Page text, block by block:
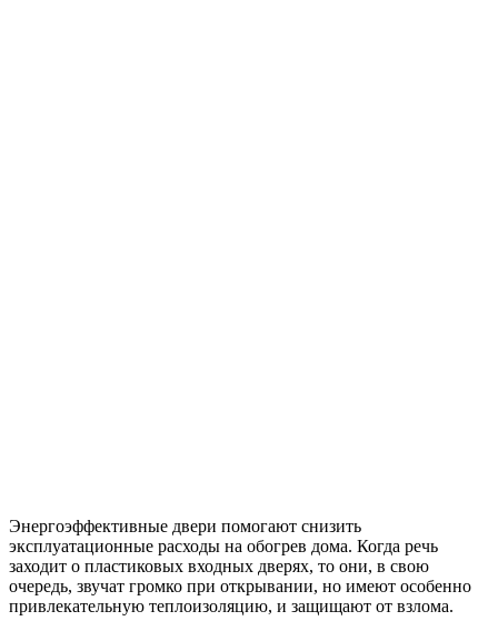
Энергоэффективные двери помогают снизить
эксплуатационные расходы на обогрев дома. Когда речь
заходит о пластиковых входных дверях, то они, в свою
очередь, звучат громко при открывании, но имеют особенно
привлекательную теплоизоляцию, и защищают от взлома.